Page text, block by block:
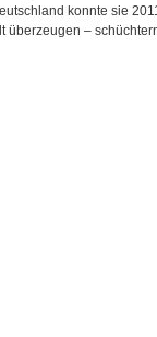
konnte sie 2011
überzeugen –